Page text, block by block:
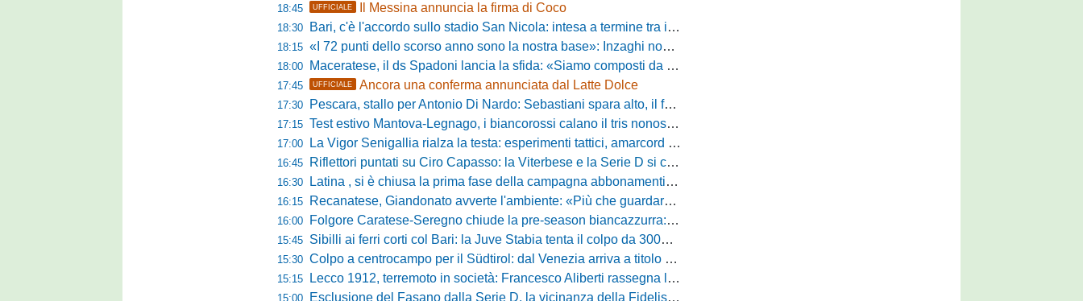
18:45 UFFICIALE Il Messina annuncia la firma di Coco
18:30 Bari, c'è l'accordo sullo stadio San Nicola: intesa a termine tra il Comune e il club di De Laurentiis
18:15 «I 72 punti dello scorso anno sono la nostra base»: Inzaghi non si nasconde e carica l'ambiente
18:00 Maceratese, il ds Spadoni lancia la sfida: «Siamo composti da elementi validi con motivazioni altissime»
17:45 UFFICIALE Ancora una conferma annunciata dal Latte Dolce
17:30 Pescara, stallo per Antonio Di Nardo: Sebastiani spara alto, il futuro resta un enigma
17:15 Test estivo Mantova-Legnago, i biancorossi calano il tris nonostante il gran caldo: il racconto de L'Arena
17:00 La Vigor Senigallia rialza la testa: esperimenti tattici, amarcord e lo sguardo al Rimini
16:45 Riflettori puntati su Ciro Capasso: la Viterbese e la Serie D si contendono l'esterno ex Fiorentina
16:30 Latina , si è chiusa la prima fase della campagna abbonamenti: circa 400 tessere rinnovate in prelazione
16:15 Recanatese, Giandonato avverte l'ambiente: «Più che guardare chi avremo di fronte, mi interessa vedere la mia squadra migliorare giorno dopo giorno»
16:00 Folgore Caratese-Seregno chiude la pre-season biancazzurra: info e dove vedere il match
15:45 Sibilli ai ferri corti col Bari: la Juve Stabia tenta il colpo da 300mila euro
15:30 Colpo a centrocampo per il Südtirol: dal Venezia arriva a titolo definitivo Bjarki Bjarkason
15:15 Lecco 1912, terremoto in società: Francesco Aliberti rassegna le dimissioni da tutte le cariche
15:00 Esclusione del Fasano dalla Serie D, la vicinanza della Fidelis Andria e le parole del presidente Vallarella